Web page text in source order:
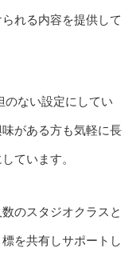
れる内容を提供して
ない設定にしてい
がある方も気軽に長
ています。
のスタジオクラスと
を共有しサポートし